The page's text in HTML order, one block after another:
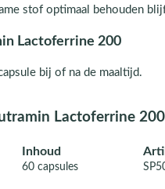
stof optimaal behouden
Lactoferrine 200
bij of na de maaltijd.
Lactoferrine 200
Inhoud
60 capsules